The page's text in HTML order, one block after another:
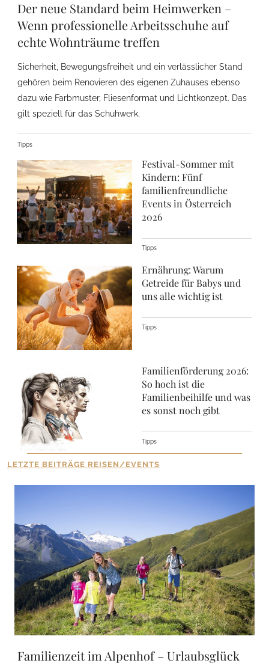
Der neue Standard beim Heimwerken –
Wenn professionelle Arbeitsschuhe auf
echte Wohnträume treffen
Sicherheit, Bewegungsfreiheit und ein verlässlicher Stand
gehören beim Renovieren des eigenen Zuhauses ebenso
dazu wie Farbmuster, Fliesenformat und Lichtkonzept. Das
gilt speziell für das Schuhwerk.
Tipps
Festival-Sommer mit
Kindern: Fünf
familienfreundliche
Events in Österreich
2026
Tipps
Ernährung: Warum
Getreide für Babys und
uns alle wichtig ist
Tipps
Familienförderung 2026:
So hoch ist die
Familienbeihilfe und was
es sonst noch gibt
Tipps
LETZTE BEITRÄGE REISEN/EVENTS
Familienzeit im Alpenhof – Urlaubsglück